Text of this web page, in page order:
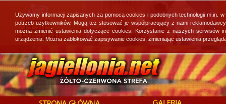
Używamy informacji zapisanych za pomocą cookies i podobnych technologii
potrzeb użytkowników. Mogą też stosować je współpracujący z nami
można zmienić ustawienia dotyczące cookies. Korzystanie z naszych
urządzenia. Można zablokować zapisywanie cookies, zmieniając ustawienia